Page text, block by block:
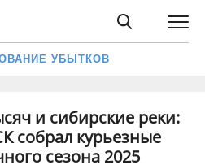
УБЫТКОВ
и сибирские реки:
собрал курьезные
сезона 2025